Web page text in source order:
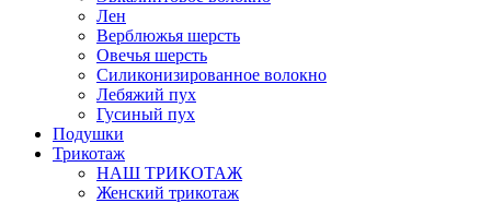
Лен
Верблюжья шерсть
Овечья шерсть
Силиконизированное волокно
Лебяжий пух
Гусиный пух
Подушки
Трикотаж
НАШ ТРИКОТАЖ
Женский трикотаж